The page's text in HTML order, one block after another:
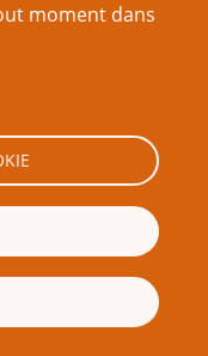
moment dans